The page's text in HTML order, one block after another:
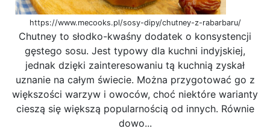
https://www.mecooks.pl/sosy-dipy/chutney-z-rabarbaru/
Chutney to słodko-kwaśny dodatek o konsystencji
gęstego sosu. Jest typowy dla kuchni indyjskiej,
jednak dzięki zainteresowaniu tą kuchnią zyskał
uznanie na całym świecie. Można przygotować go z
większości warzyw i owoców, choć niektóre warianty
cieszą się większą popularnością od innych. Równie
dowo...